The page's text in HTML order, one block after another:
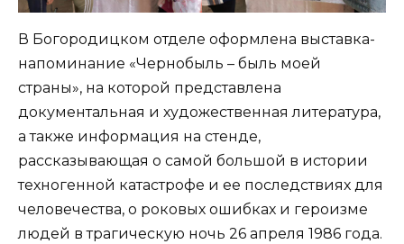
В Богородицком отделе оформлена выставка-
напоминание «Чернобыль – быль моей
страны», на которой представлена
документальная и художественная литература,
а также информация на стенде,
рассказывающая о самой большой в истории
техногенной катастрофе и ее последствиях для
человечества, о роковых ошибках и героизме
людей в трагическую ночь 26 апреля 1986 года.